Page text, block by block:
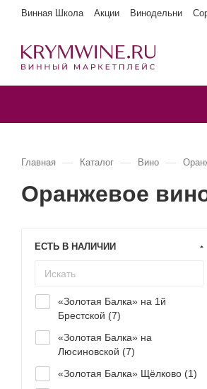
Винная Школа Акции Винодельни
Главная — Каталог — Вино —
Оранжевое
ЕСТЬ В НАЛИЧИИ
«Золотая Балка» на 1й
Брестской (7)
«Золотая Балка» на
Люсиновской (7)
«Золотая Балка» Щёлково (1)